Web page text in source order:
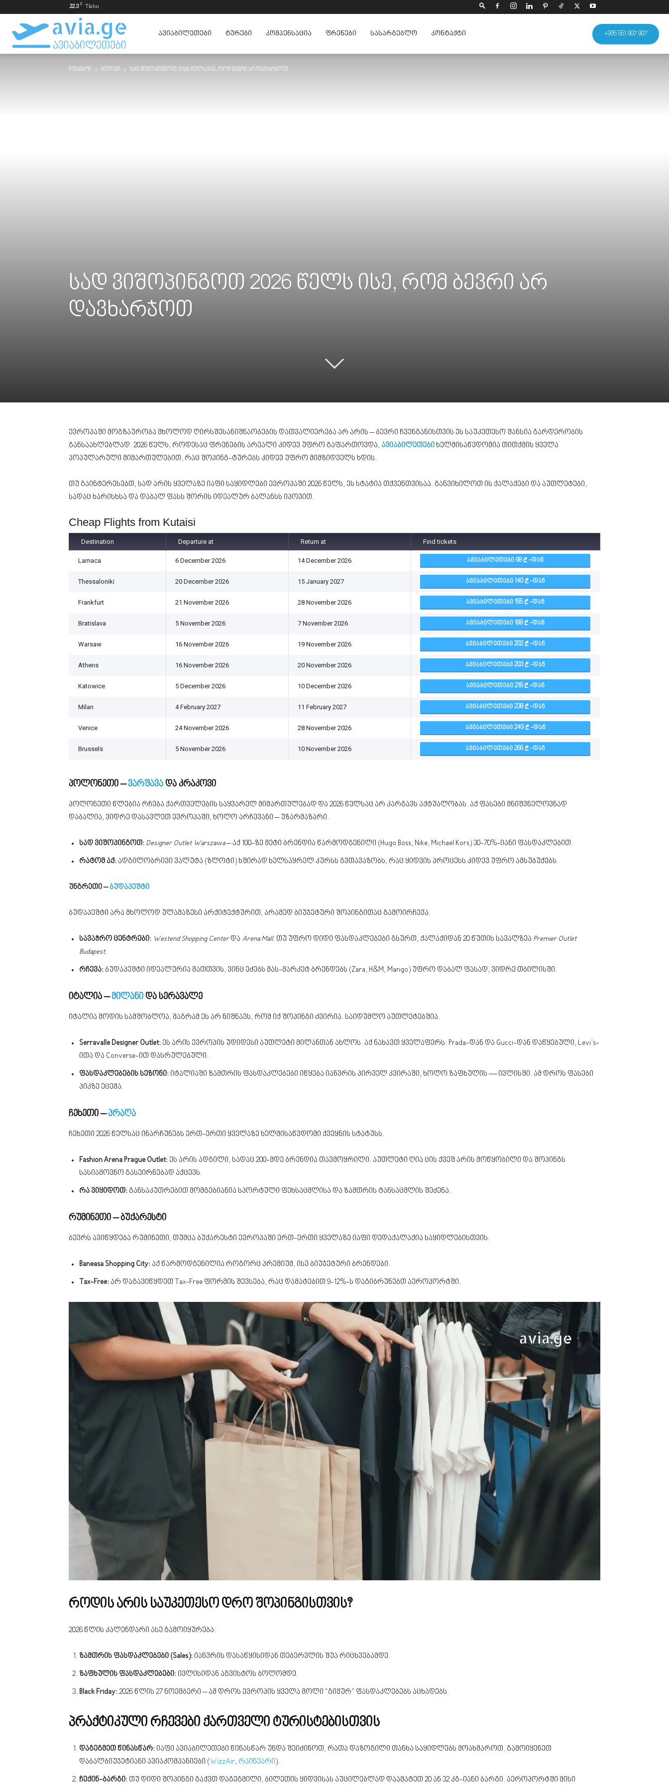
22.3 C Tbilisi
+995 551 907 907
ავიაბილეთები
ყველაზე
ᲐᲕᲘᲐᲑᲘᲚᲔᲗᲔᲑᲘ ᲢᲣᲠᲔᲑᲘ ᲙᲝᲛᲞᲔᲜᲡᲐᲪᲘᲐ ᲤᲠᲔᲜᲔᲑᲘ ᲡᲐᲡᲐᲠᲒᲔᲑᲚᲝ ᲙᲝᲜᲢᲐᲥᲢᲘ
მთავარი ბლოგი სად ვიშოპინგოთ 2026 წელს ისე, რომ ბევრი არ დავხარჯოთ
სად ვიშოპინგოთ 2026 წელს ისე, რომ ბევრი არ
დავხარჯოთ
ევროპაში მოგზაურობა მხოლოდ ღირსშესანიშნაობების დათვალიერება არ არის – ბევრი ჩვენგანისთვის ეს საუკეთესო შანსია გარდერობის
განსაახლებლად. 2026 წელს, როდესაც ფრენების არეალი კიდევ უფრო გაფართოვდა, ავიაბილეთები ხელმისაწვდომია თითქმის ყველა
პოპულარული მიმართულებით, რაც შოპინგ-ტურებს კიდევ უფრო მიმზიდველს ხდის.
თუ გაინტერესებთ, სად არის ყველაზე იაფი საყიდლები ევროპაში 2026 წელს, ეს სტატია თქვენთვისაა. განვიხილოთ ის ქალაქები და აუთლეტები,
სადაც ხარისხსა და დაბალ ფასს შორის იდეალურ ბალანსს იპოვით.
Cheap Flights from Kutaisi
Destination Departure at Return at Find tickets
Larnaca 6 December 2026 14 December 2026 ᲐᲕᲘᲐᲑᲘᲚᲔᲗᲔᲑᲘ 98 -ᲓᲐᲜ
Thessaloniki 20 December 2026 15 January 2027 ᲐᲕᲘᲐᲑᲘᲚᲔᲗᲔᲑᲘ 140 -ᲓᲐᲜ
Frankfurt 21 November 2026 28 November 2026 ᲐᲕᲘᲐᲑᲘᲚᲔᲗᲔᲑᲘ 155 -ᲓᲐᲜ
Bratislava 5 November 2026 7 November 2026 ᲐᲕᲘᲐᲑᲘᲚᲔᲗᲔᲑᲘ 188 -ᲓᲐᲜ
Warsaw 16 November 2026 19 November 2026 ᲐᲕᲘᲐᲑᲘᲚᲔᲗᲔᲑᲘ 202 -ᲓᲐᲜ
Athens 16 November 2026 20 November 2026 ᲐᲕᲘᲐᲑᲘᲚᲔᲗᲔᲑᲘ 203 -ᲓᲐᲜ
Katowice 5 December 2026 10 December 2026 ᲐᲕᲘᲐᲑᲘᲚᲔᲗᲔᲑᲘ 218 -ᲓᲐᲜ
Milan 4 February 2027 11 February 2027 ᲐᲕᲘᲐᲑᲘᲚᲔᲗᲔᲑᲘ 238 -ᲓᲐᲜ
Venice 24 November 2026 28 November 2026 ᲐᲕᲘᲐᲑᲘᲚᲔᲗᲔᲑᲘ 249 -ᲓᲐᲜ
Brussels 5 November 2026 10 November 2026 ᲐᲕᲘᲐᲑᲘᲚᲔᲗᲔᲑᲘ 266 -ᲓᲐᲜ
პოლონეთი –ვარშავადა კრაკოვი
პოლონეთი წლებია რჩება ქართველების საყვარელ მიმართულებად და 2026 წელსაც არ კარგავს აქტუალობას. აქ ფასები მნიშვნელოვნად
დაბალია, ვიდრე დასავლეთ ევროპაში, ხოლო არჩევანი – უზარმაზარი.
სად ვიშოპინგოთ: Designer Outlet Warszawa– აქ 100-ზე მეტი ბრენდია წარმოდგენილი (Hugo Boss, Nike, Michael Kors) 30-70%-იანი ფასდაკლებით.
რატომ აქ: ადგილობრივი ვალუტა (ზლოტი) ხშირად ხელსაყრელ კურსს გვთავაზობს, რაც ყიდვის პროცესს კიდევ უფრო ამსუბუქებს.
უნგრეთი –ბუდაპეშტი
ბუდაპეშტი არა მხოლოდ ულამაზესი არქიტექტურით, არამედ ბიუჯეტური შოპინგითაც გამოირჩევა.
სავაჭრო ცენტრები: Westend Shopping Centerდა Arena Mall. თუ უფრო დიდი ფასდაკლებები გსურთ, ქალაქიდან 20 წუთის სავალზეა Premier Outlet
Budapest.
რჩევა: ბუდაპეშტი იდეალურია მათთვის, ვინც ეძებს მას-მარკეტ ბრენდებს (Zara, H&M, Mango) უფრო დაბალ ფასად, ვიდრე თბილისში.
იტალია –მილანიდა სერავალე
იტალია მოდის სამშობლოა, მაგრამ ეს არ ნიშნავს, რომ იქ შოპინგი ძვირია. საიდუმლო აუთლეტებშია.
Serravalle Designer Outlet: ეს არის ევროპის უდიდესი აუთლეტი მილანთან ახლოს. აქ ნახავთ ყველაფერს: Prada-დან და Gucci-დან დაწყებული, Levi’s-
ითა და Converse-ით დასრულებული.
ფასდაკლებების სეზონი: იტალიაში ზამთრის ფასდაკლებები იწყება იანვრის პირველ კვირაში, ხოლო ზაფხულის — ივლისში. ამ დროს ფასები
პიკზე ეცემა.
ჩეხეთი –პრაღა
ჩეხეთი 2026 წელსაც ინარჩუნებს ერთ-ერთი ყველაზე ხელმისაწვდომი ქვეყნის სტატუსს.
Fashion Arena Prague Outlet: ეს არის ადგილი, სადაც 200-მდე ბრენდია თავმოყრილი. აუთლეტი ღია ცის ქვეშ არის მოწყობილი და შოპინგს
სასიამოვნო გასეირნებად აქცევს.
რა ვიყიდოთ: განსაკუთრებით მომგებიანია სპორტული ფეხსაცმლისა და ზამთრის ტანსაცმლის შეძენა.
რუმინეთი – ბუქარესტი
ბევრს ავიწყდება რუმინეთი, თუმცა ბუქარესტი ევროპაში ერთ-ერთი ყველაზე იაფი დედაქალაქია საყიდლებისთვის.
Baneasa Shopping City: აქ წარმოდგენილია როგორც პრემიუმ, ისე ბიუჯეტური ბრენდები.
Tax-Free: არ დაგავიწყდეთ Tax-Free ფორმის შევსება, რაც დამატებით 9-12%-ს დაგიბრუნებთ აეროპორტში.
როდის არის საუკეთესო დრო შოპინგისთვის?
2026 წლის კალენდარი ასე გამოიყურება:
ზამთრის ფასდაკლებები (Sales): იანვრის დასაწყისიდან თებერვლის შუა რიცხვებამდე.
ზაფხულის ფასდაკლებები: ივლისიდან აგვისტოს ბოლომდე.
Black Friday:2026 წლის 27 ნოემბერი – ამ დროს ევროპის ყველა მოლი “გიჟურ” ფასდაკლებებს აცხადებს.
პრაქტიკული რჩევები ქართველი ტურისტებისთვის
დაგეგმეთ წინასწარ: იაფი ავიაბილეთები წინასწარ უნდა შეიძინოთ, რათა დაზოგილი თანხა საყიდლებს მოახმაროთ. გამოიყენეთ
დაბალბიუჯეტიანი ავიაკომპანიები (WizzAir, რაინეარი).
ჩექინ-ბარგი: თუ დიდი შოპინგი გაქვთ დაგეგმილი, ბილეთის ყიდვისას აუცილებლად დაამატეთ 20 ან 32 კგ-იანი ბარგი. აეროპორტში მისი